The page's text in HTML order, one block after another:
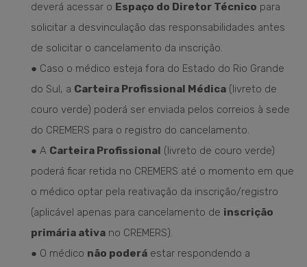
deverá acessar o Espaço do Diretor Técnico para
solicitar a desvinculação das responsabilidades antes
de solicitar o cancelamento da inscrição.
● Caso o médico esteja fora do Estado do Rio Grande
do Sul, a Carteira Profissional Médica (livreto de
couro verde) poderá ser enviada pelos correios à sede
do CREMERS para o registro do cancelamento.
● A Carteira Profissional (livreto de couro verde)
poderá ficar retida no CREMERS até o momento em que
o médico optar pela reativação da inscrição/registro
(aplicável apenas para cancelamento de inscrição
primária ativa no CREMERS).
● O médico não poderá estar respondendo a